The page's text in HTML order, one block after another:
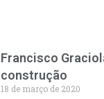
Francisco
construção
18 de março de 2020